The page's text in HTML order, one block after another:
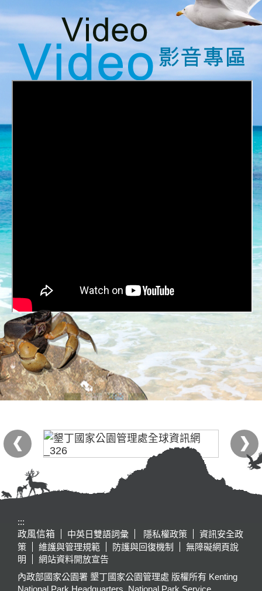
:::
政風信箱
中英日雙語詞彙 隱私權政策
資訊安全政
策
維護與管理規範 防護與回復機制
無障礙網頁說
明
網站資料開放宣告
內政部國家公園署 墾丁國家公園管理處 版權所有 Kenting
National Park Headquarters, National Park Service,